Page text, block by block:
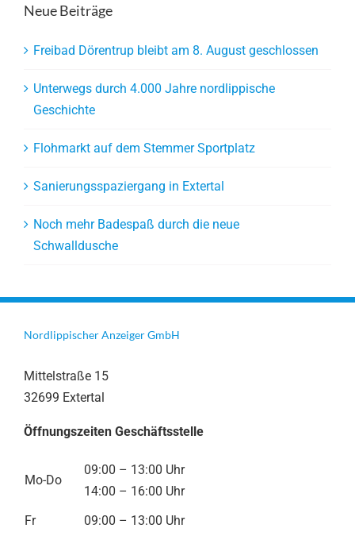
Neue Beiträge
Freibad Dörentrup bleibt am 8. August geschlossen
Unterwegs durch 4.000 Jahre nordlippische
Geschichte
Flohmarkt auf dem Stemmer Sportplatz
Sanierungsspaziergang in Extertal
Noch mehr Badespaß durch die neue
Schwalldusche
Nordlippischer Anzeiger GmbH
Mittelstraße 15
32699 Extertal
Öffnungszeiten Geschäftsstelle
Mo-Do
09:00 – 13:00 Uhr
14:00 – 16:00 Uhr
Fr
09:00 – 13:00 Uhr